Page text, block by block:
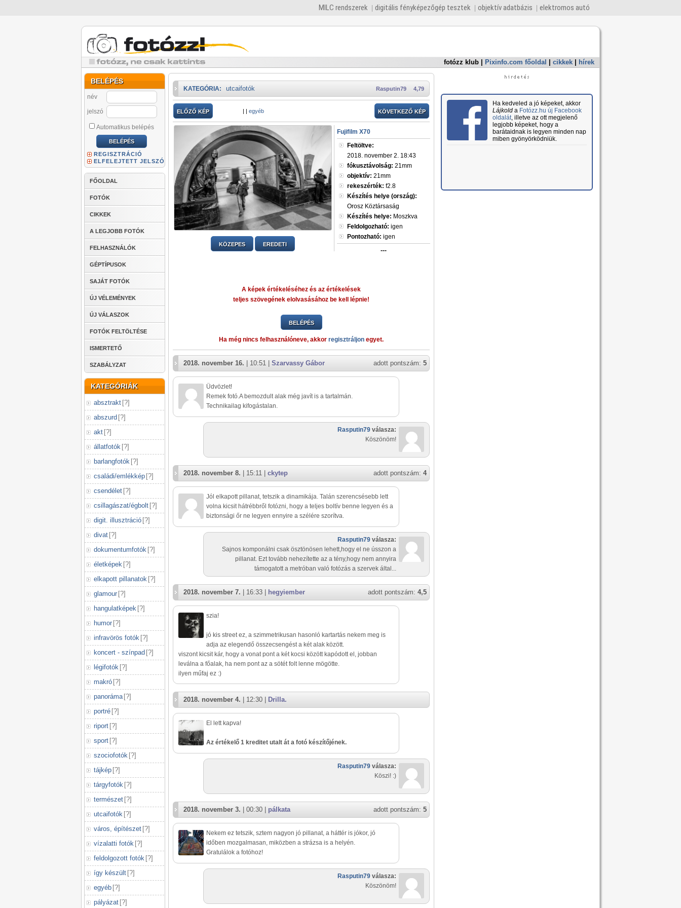
MILC rendszerek digitális fényképezőgép tesztek objektív adatbázis elektromos autó
fotózz klub Pixinfo.com főoldal cikkek hírek
BELÉPÉS
név
jelszó
Automatikus belépés
REGISZTRÁCIÓ
ELFELEJTETT JELSZÓ
FŐOLDAL
FOTÓK
CIKKEK
A LEGJOBB FOTÓK
FELHASZNÁLÓK
GÉPTÍPUSOK
SAJÁT FOTÓK
ÚJ VÉLEMÉNYEK
ÚJ VÁLASZOK
FOTÓK FELTÖLTÉSE
ISMERTETŐ
SZABÁLYZAT
KATEGÓRIÁK
absztrakt [?]
abszurd [?]
akt [?]
állatfotók [?]
barlangfotók [?]
családi/emlékkép [?]
csendélet [?]
csillagászat/égbolt [?]
digit. illusztráció [?]
divat [?]
dokumentumfotók [?]
életképek [?]
elkapott pillanatok [?]
glamour [?]
hangulatképek [?]
humor [?]
infravörös fotók [?]
koncert - színpad [?]
légifotók [?]
makró [?]
panoráma [?]
portré [?]
riport [?]
sport [?]
szociofotók [?]
tájkép [?]
tárgyfotók [?]
természet [?]
utcaifotók [?]
város, építészet [?]
vízalatti fotók [?]
feldolgozott fotók [?]
így készült [?]
egyéb [?]
pályázat [?]
4,79
Rasputin79
KATEGÓRIA: utcaifotók
ELŐZŐ KÉP | | egyéb KÖVETKEZŐ KÉP
KÖZEPES EREDETI
Fujifilm X70
Feltöltve:
2018. november 2. 18:43
fókusztávolság: 21mm
objektív: 21mm
rekeszérték: f2.8
Készítés helye (ország):
Orosz Köztársaság
Készítés helye: Moszkva
Feldolgozható: igen
Pontozható: igen
---
A képek értékeléséhez és az értékelések
teljes szövegének elolvasásához be kell lépnie!
BELÉPÉS
Ha még nincs felhasználóneve, akkor regisztráljon egyet.
adott pontszám: 5
2018. november 16. | 10:51 | Szarvassy Gábor
Üdvözlet!
Remek fotó.A bemozdult alak még javít is a tartalmán.
Technikailag kifogástalan.
Rasputin79 válasza:
Köszönöm!
adott pontszám: 4
2018. november 8. | 15:11 | ckytep
Jól elkapott pillanat, tetszik a dinamikája. Talán szerencsésebb lett
volna kicsit hátrébbről fotózni, hogy a teljes boltív benne legyen és a
biztonsági őr ne legyen ennyire a szélére szorítva.
Rasputin79 válasza:
Sajnos komponálni csak ösztönösen lehett,hogy el ne ússzon a
pillanat. Ezt tovább nehezítette az a tény,hogy nem annyira
támogatott a metróban való fotózás a szervek által...
adott pontszám: 4,5
2018. november 7. | 16:33 | hegyiember
szia!
jó kis street ez, a szimmetrikusan hasonló kartartás nekem meg is
adja az elegendő összecsengést a két alak között.
viszont kicsit kár, hogy a vonat pont a két kocsi között kapódott el, jobban
leválna a főalak, ha nem pont az a sötét folt lenne mögötte.
ilyen műfaj ez :)
2018. november 4. | 12:30 | Drilla.
El lett kapva!
Az értékelő 1 kreditet utalt át a fotó készítőjének.
Rasputin79 válasza:
Köszi! :)
adott pontszám: 5
2018. november 3. | 00:30 | pálkata
Nekem ez tetszik, sztem nagyon jó pillanat, a háttér is jókor, jó
időben mozgalmasan, miközben a strázsa is a helyén.
Gratulálok a fotóhoz!
Rasputin79 válasza:
Köszönöm!
Ha kedveled a jó képeket, akkor
Lájkolda Fotózz.hu új Facebook
oldalát, illetve az ott megjelenő
legjobb képeket, hogy a
barátaidnak is legyen minden nap
miben gyönyörködniük.